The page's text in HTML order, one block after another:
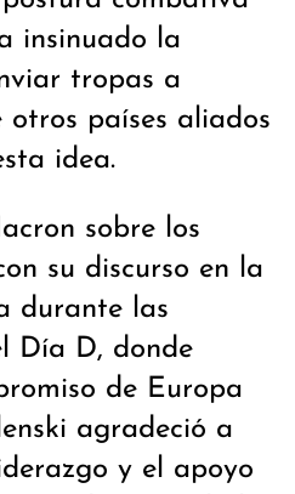
insinuado la
tropas a
otros países aliados
idea.
sobre los
su discurso en la
durante las
Día D, donde
de Europa
agradeció a
y el apoyo